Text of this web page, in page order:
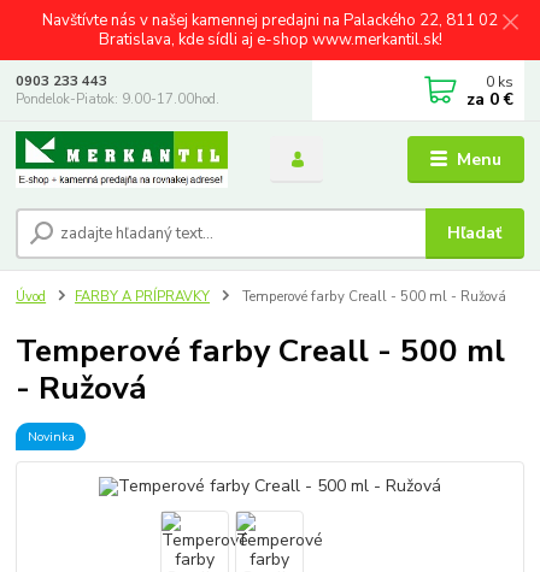
Navštívte nás v našej kamennej predajni na Palackého 22, 811 02
Bratislava, kde sídli aj e-shop www.merkantil.sk!
Menu
Hľadať
0903 233 443
Pondelok-Piatok: 9.00-17.00hod.
0 ks
za 0 €
Úvod FARBY A PRÍPRAVKY Temperové farby Creall - 500 ml - Ružová
Temperové farby Creall - 500 ml
- Ružová
Novinka